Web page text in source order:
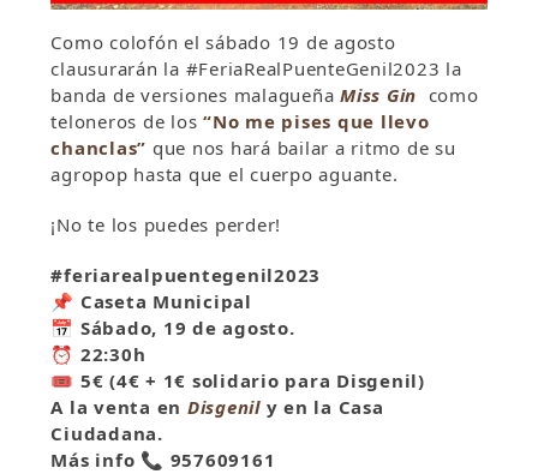
Como colofón el sábado 19 de agosto
clausurarán la #FeriaRealPuenteGenil2023 la
banda de versiones malagueñaMiss Gin como
teloneros de los “No me pises que llevo
chanclas” que nos hará bailar a ritmo de su
agropop hasta que el cuerpo aguante.
¡No te los puedes perder!
#feriarealpuentegenil2023
📌 Caseta Municipal
📅 Sábado, 19 de agosto.
⏰ 22:30h
🎟 5€ (4€ + 1€ solidario para Disgenil)
A la venta en Disgenily en la Casa
Ciudadana.
Más info 📞 957609161